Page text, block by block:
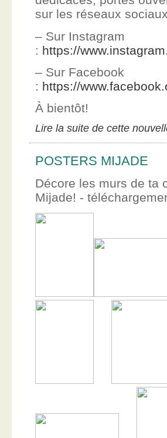
sur les réseaux
– Sur Instagram
: https://
– Sur Facebook
: https://
À bientôt!
Lire la suite de cette
POSTERS MIJADE
Décore les murs de ta
Mijade! -